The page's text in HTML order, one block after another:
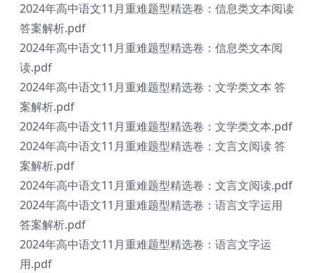
2024年高中语文11月重难题型精选卷：信息类文本阅读
答案解析.pdf
2024年高中语文11月重难题型精选卷：信息类文本阅
读.pdf
2024年高中语文11月重难题型精选卷：文学类文本 答
案解析.pdf
2024年高中语文11月重难题型精选卷：文学类文本.pdf
2024年高中语文11月重难题型精选卷：文言文阅读 答
案解析.pdf
2024年高中语文11月重难题型精选卷：文言文阅读.pdf
2024年高中语文11月重难题型精选卷：语言文字运用
答案解析.pdf
2024年高中语文11月重难题型精选卷：语言文字运
用.pdf